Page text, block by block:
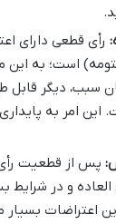
رأی قطعی دارای
است؛ به این
سبب، دیگر قابل
این امر به
پس از قطعیت
و در شرایط
اعتراضات بسیار